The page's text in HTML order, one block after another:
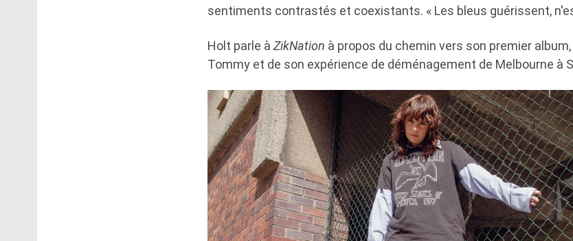
sentiments contrastés et coexistants. « Les bleus guérissent,
Holt parle à ZikNation à propos du chemin vers son premier
Tommy et de son expérience de déménagement de Melbourne à